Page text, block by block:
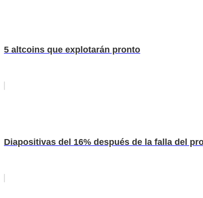
5 altcoins que explotarán pronto
Diapositivas del 16% después de la falla del